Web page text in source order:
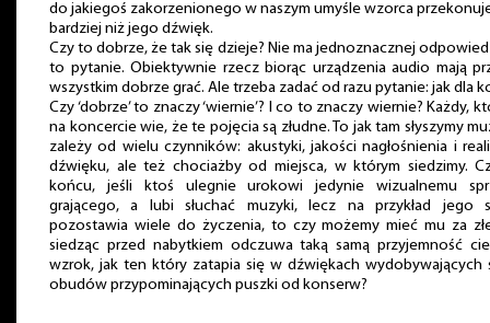
do jakiegoś zakorzenionego w naszym umyśle wzorca
bardziej niż jego dźwięk.
Czy to dobrze, że tak się dzieje? Nie ma jednoznacznej
to pytanie. Obiektywnie rzecz biorąc urządzenia audio mają
wszystkim dobrze grać. Ale trzeba zadać od razu pytanie: jak dla
Czy ‘dobrze’ to znaczy ‘wiernie’? I co to znaczy wiernie? Każdy,
na koncercie wie, że te pojęcia są złudne. To jak tam słyszymy
zależy od wielu czynników: akustyki, jakości nagłośnienia i
dźwięku, ale też chociażby od miejsca, w którym siedzimy.
końcu, jeśli ktoś ulegnie urokowi jedynie wizualnemu
grającego, a lubi słuchać muzyki, lecz na przykład jego
pozostawia wiele do życzenia, to czy możemy mieć mu za
siedząc przed nabytkiem odczuwa taką samą przyjemność
wzrok, jak ten który zatapia się w dźwiękach wydobywających
obudów przypominających puszki od konserw?